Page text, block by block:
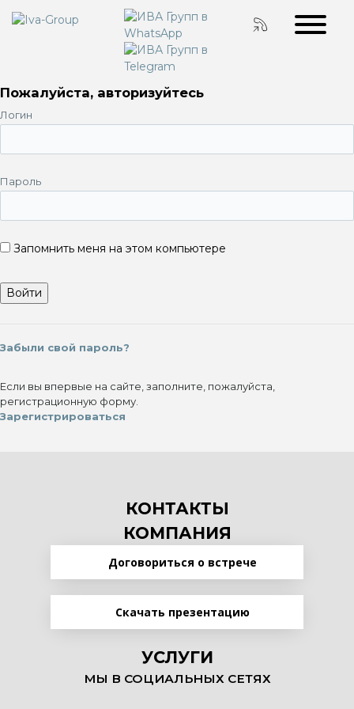
Пожалуйста, авторизуйтесь
Логин
Пароль
Запомнить меня на этом компьютере
Забыли свой пароль?
Если вы впервые на сайте, заполните, пожалуйста,
регистрационную форму.
Зарегистрироваться
КОНТАКТЫ
КОМПАНИЯ
Договориться о встрече
Скачать презентацию
УСЛУГИ
МЫ В СОЦИАЛЬНЫХ СЕТЯХ